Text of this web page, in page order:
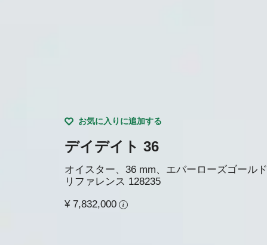
お気に入りに追加する
デイデイト 36
オイスター、36 mm、エバーローズゴールド
リファレンス 128235
¥ 7,832,000